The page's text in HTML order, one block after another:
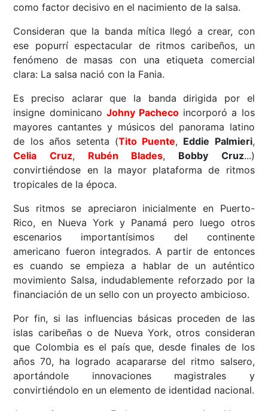
como factor decisivo en el nacimiento de la salsa.
Consideran que la banda mítica llegó a crear, con
ese popurrí espectacular de ritmos caribeños, un
fenómeno de masas con una etiqueta comercial
clara: La salsa nació con la Fania.
Es preciso aclarar que la banda dirigida por el
insigne dominicano Johny Pacheco incorporó a los
mayores cantantes y músicos del panorama latino
de los años setenta (Tito Puente, Eddie Palmieri,
Celia Cruz, Rubén Blades, Bobby Cruz...)
convirtiéndose en la mayor plataforma de ritmos
tropicales de la época.
Sus ritmos se apreciaron inicialmente en Puerto-
Rico, en Nueva York y Panamá pero luego otros
escenarios importantísimos del continente
americano fueron integrados. A partir de entonces
es cuando se empieza a hablar de un auténtico
movimiento Salsa, indudablemente reforzado por la
financiación de un sello con un proyecto ambicioso.
Por fin, si las influencias básicas proceden de las
islas caribeñas o de Nueva York, otros consideran
que Colombia es el país que, desde finales de los
años 70, ha logrado acapararse del ritmo salsero,
aportándole innovaciones magistrales y
convirtiéndolo en un elemento de identidad nacional.